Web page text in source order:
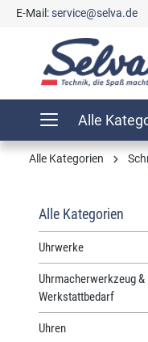
Zur
E-Mail:service@selva.de
Alle
Alle Kategorien
Alle Kategorien
Uhrwerke
Uhrmacherwerkzeug &
Werkstattbedarf
Uhren